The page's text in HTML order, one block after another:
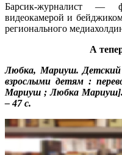
Барсик-журналист —
видеокамерой и
регионального
А
Любка, Мариуш.
взрослыми детям :
Мариуш ; Любка Мариуш].
– 47 с.